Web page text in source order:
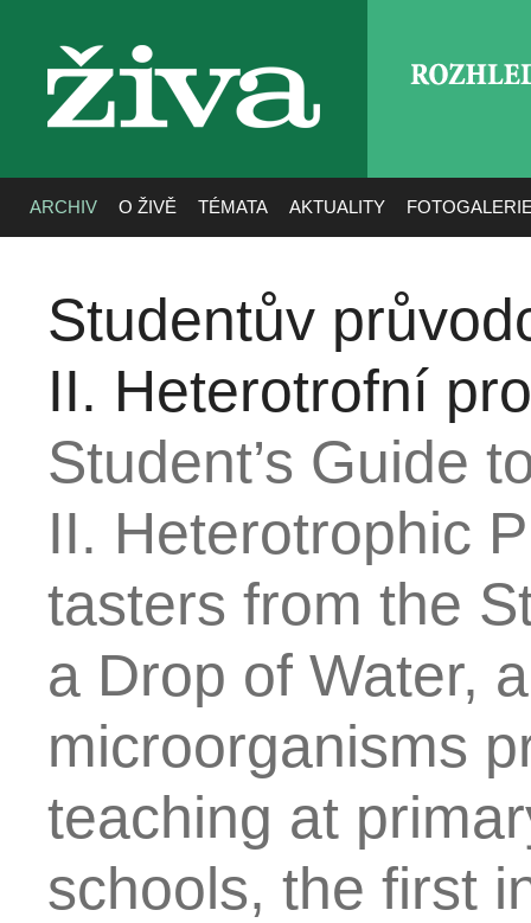
živa
ARCHIV O ŽIVĚ TÉMATA AKTUALITY
Studentův
II. Heterotrofní
Student’s Guide
II. Heterotrophic
tasters from the
a Drop of Water,
microorganisms
teaching at
schools, the first